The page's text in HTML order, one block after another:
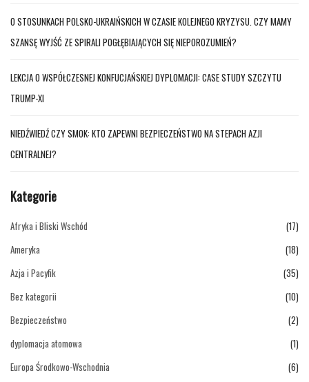
O STOSUNKACH POLSKO-UKRAIŃSKICH W CZASIE KOLEJNEGO KRYZYSU. CZY MAMY
SZANSĘ WYJŚĆ ZE SPIRALI POGŁĘBIAJĄCYCH SIĘ NIEPOROZUMIEŃ?
LEKCJA O WSPÓŁCZESNEJ KONFUCJAŃSKIEJ DYPLOMACJI: CASE STUDY SZCZYTU
TRUMP-XI
NIEDŹWIEDŹ CZY SMOK: KTO ZAPEWNI BEZPIECZEŃSTWO NA STEPACH AZJI
CENTRALNEJ?
Kategorie
Afryka i Bliski Wschód
(17)
Ameryka
(18)
Azja i Pacyfik
(35)
Bez kategorii
(10)
Bezpieczeństwo
(2)
dyplomacja atomowa
(1)
Europa Środkowo-Wschodnia
(6)